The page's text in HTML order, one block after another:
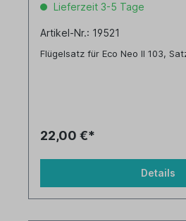
Lieferzeit 3-5 Tage
Artikel-Nr.: 19521
Flügelsatz für Eco Neo II 103,
22,00 €*
Details